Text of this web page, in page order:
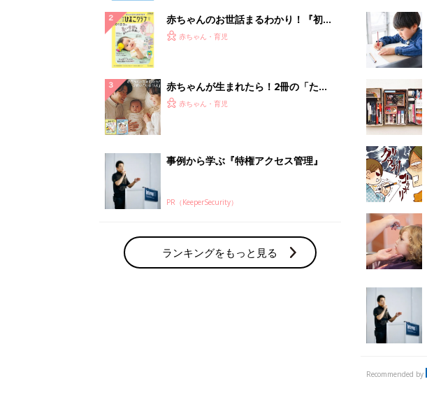
赤ちゃんのお世話まるわかり！『初め
てのひよこクラブ 夏号』〈巻頭大特
赤ちゃん・育児
赤ちゃんが生まれたら！2冊の「たま
ひよ」
赤ちゃん・育児
事例から学ぶ『特権アクセス管理』
PR（KeeperSecurity）
ランキングをもっと見る
Recommended by